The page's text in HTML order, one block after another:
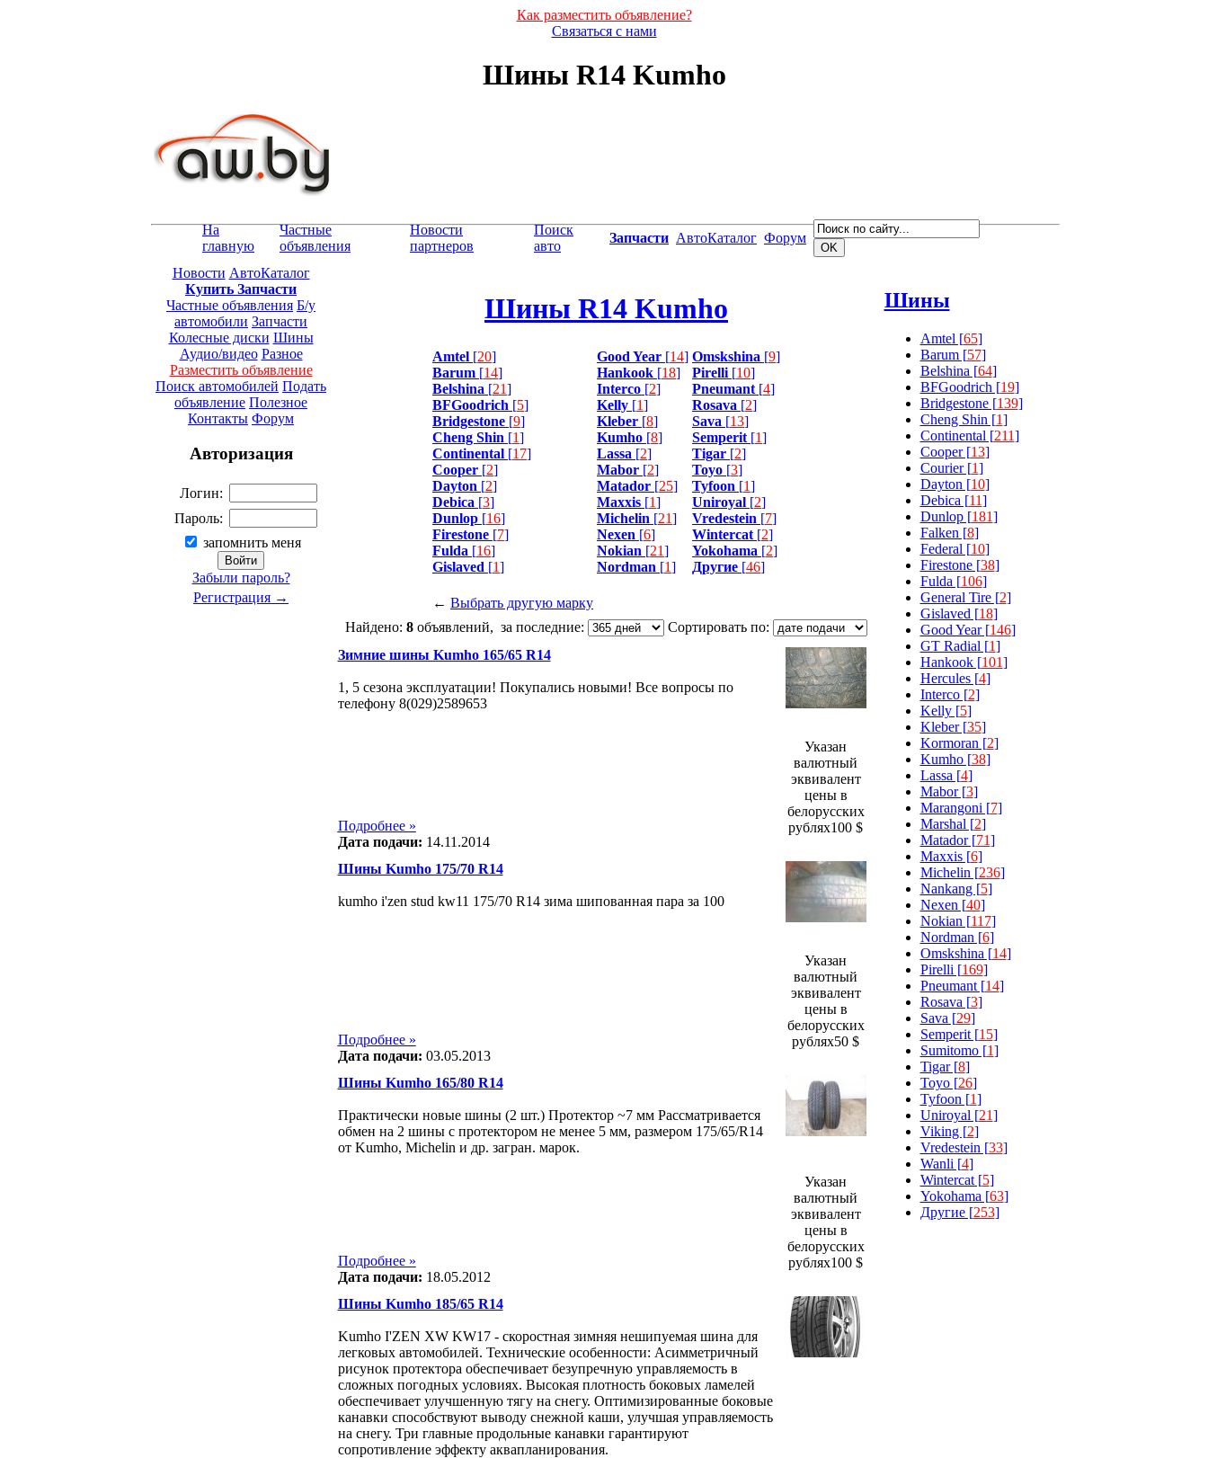
Как разместить объявление?
Связаться с нами
Шины R14 Kumho
На
главную
Частные
объявления
Новости
партнеров
Поиск
авто
Запчасти АвтоКаталог Форум
Новости АвтоКаталог
Купить Запчасти
Частные объявления Б/у
автомобили Запчасти
Колесные диски Шины
Аудио/видео Разное
Разместить объявление
Поиск автомобилей Подать
объявление Полезное
Контакты Форум
Авторизация
Логин:
Пароль:
запомнить меня
Забыли пароль?
Регистрация →
Шины R14 Kumho
Amtel [20]
Barum [14]
Belshina [21]
BFGoodrich [5]
Bridgestone [9]
Cheng Shin [1]
Continental [17]
Cooper [2]
Dayton [2]
Debica [3]
Dunlop [16]
Firestone [7]
Fulda [16]
Gislaved [1]
Good Year [14]
Hankook [18]
Interco [2]
Kelly [1]
Kleber [8]
Kumho [8]
Lassa [2]
Mabor [2]
Matador [25]
Maxxis [1]
Michelin [21]
Nexen [6]
Nokian [21]
Nordman [1]
Omskshina [9]
Pirelli [10]
Pneumant [4]
Rosava [2]
Sava [13]
Semperit [1]
Tigar [2]
Toyo [3]
Tyfoon [1]
Uniroyal [2]
Vredestein [7]
Wintercat [2]
Yokohama [2]
Другие [46]
← Выбрать другую марку
Найдено: 8 объявлений, за последние:
Сортировать по:
Зимние шины Kumho 165/65 R14
1, 5 сезона эксплуатации! Покупались новыми! Все вопросы по
телефону 8(029)2589653
Подробнее »
Дата подачи: 14.11.2014
Указан
валютный
эквивалент
цены в
белорусских
рублях100 $
Шины Kumho 175/70 R14
kumho i'zen stud kw11 175/70 R14 зима шипованная пара за 100
Подробнее »
Дата подачи: 03.05.2013
Указан
валютный
эквивалент
цены в
белорусских
рублях50 $
Шины Kumho 165/80 R14
Практически новые шины (2 шт.) Протектор ~7 мм Рассматривается
обмен на 2 шины с протектором не менее 5 мм, размером 175/65/R14
от Kumho, Michelin и др. загран. марок.
Подробнее »
Дата подачи: 18.05.2012
Указан
валютный
эквивалент
цены в
белорусских
рублях100 $
Шины Kumho 185/65 R14
Kumho I'ZEN XW KW17 - скоростная зимняя нешипуемая шина для
легковых автомобилей. Технические особенности: Асимметричный
рисунок протектора обеспечивает безупречную управляемость в
сложных погодных условиях. Высокая плотность боковых ламелей
обеспечивает улучшенную тягу на снегу. Оптимизированные боковые
канавки способствуют выводу снежной каши, улучшая управляемость
на снегу. Три главные продольные канавки гарантируют
сопротивление эффекту аквапланирования.
Шины
Amtel [65]
Barum [57]
Belshina [64]
BFGoodrich [19]
Bridgestone [139]
Cheng Shin [1]
Continental [211]
Cooper [13]
Courier [1]
Dayton [10]
Debica [11]
Dunlop [181]
Falken [8]
Federal [10]
Firestone [38]
Fulda [106]
General Tire [2]
Gislaved [18]
Good Year [146]
GT Radial [1]
Hankook [101]
Hercules [4]
Interco [2]
Kelly [5]
Kleber [35]
Kormoran [2]
Kumho [38]
Lassa [4]
Mabor [3]
Marangoni [7]
Marshal [2]
Matador [71]
Maxxis [6]
Michelin [236]
Nankang [5]
Nexen [40]
Nokian [117]
Nordman [6]
Omskshina [14]
Pirelli [169]
Pneumant [14]
Rosava [3]
Sava [29]
Semperit [15]
Sumitomo [1]
Tigar [8]
Toyo [26]
Tyfoon [1]
Uniroyal [21]
Viking [2]
Vredestein [33]
Wanli [4]
Wintercat [5]
Yokohama [63]
Другие [253]